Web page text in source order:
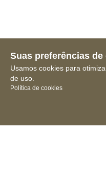
Suas preferências
Usamos cookies para
de uso.
Política de cookies